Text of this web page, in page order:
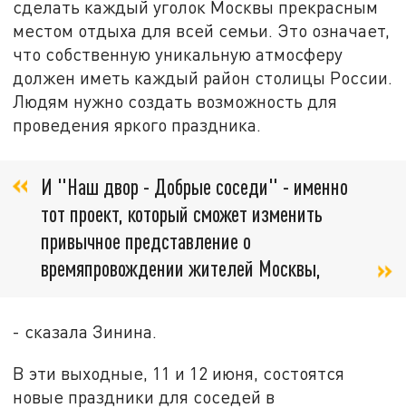
сделать каждый уголок Москвы прекрасным
местом отдыха для всей семьи. Это означает,
что собственную уникальную атмосферу
должен иметь каждый район столицы России.
Людям нужно создать возможность для
проведения яркого праздника.
И "Наш двор - Добрые соседи" - именно
тот проект, который сможет изменить
привычное представление о
времяпровождении жителей Москвы,
- сказала Зинина.
В эти выходные, 11 и 12 июня, состоятся
новые праздники для соседей в